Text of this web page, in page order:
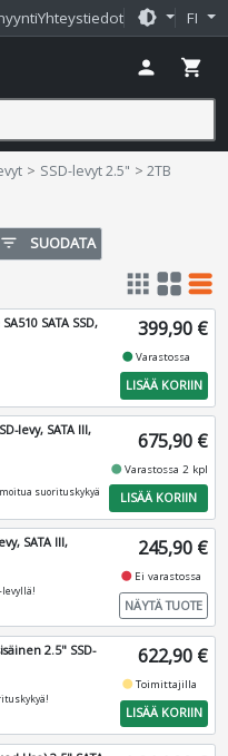
Yhteystiedot brightness_medium FI
person shopping_cart
SSD-levyt 2.5" 2TB
filter_list SUODATA
apps grid_view table_rows
SATA SSD,
399,90 €
fiber_manual_recordVarastossa
LISÄÄ KORIIN
levy, SATA III,
suorituskykyä
675,90 €
fiber_manual_recordVarastossa 2 kpl
LISÄÄ KORIIN
SATA III,
levyllä!
245,90 €
fiber_manual_record Ei varastossa
NÄYTÄ TUOTE
2.5" SSD-
622,90 €
fiber_manual_recordToimittajilla
LISÄÄ KORIIN